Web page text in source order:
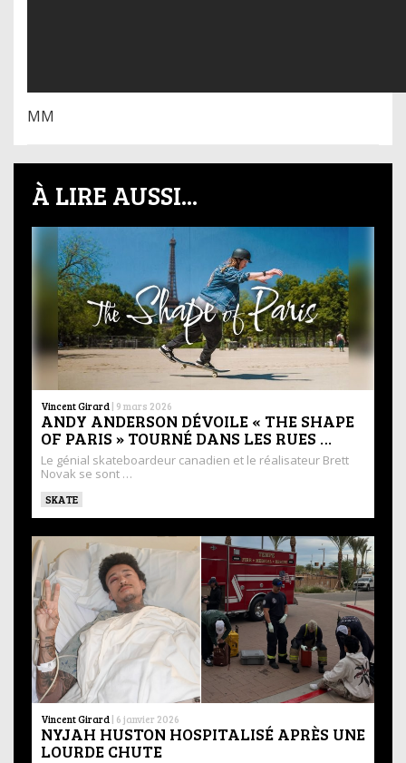
MM
À LIRE AUSSI...
Vincent Girard | 9 mars 2026
ANDY ANDERSON DÉVOILE « THE SHAPE
OF PARIS » TOURNÉ DANS LES RUES …
Le génial skateboardeur canadien et le réalisateur Brett
Novak se sont …
SKATE
Vincent Girard | 6 janvier 2026
NYJAH HUSTON HOSPITALISÉ APRÈS UNE
LOURDE CHUTE